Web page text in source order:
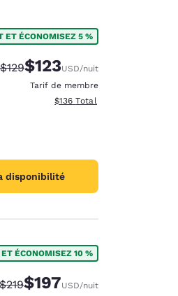
ET ÉCONOMISEZ 5 %
Tarif barré :
$129Tarif réduit :
$123USD/nuit
Tarif de membre
Afficher les détails totaux
$136 Total
disponibilité
ÉCONOMISEZ 10 %
Tarif barré :
$219Tarif réduit :
$197USD/nuit